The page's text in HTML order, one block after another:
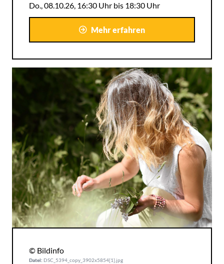
Do., 08.10.26, 16:30 Uhr bis 18:30 Uhr
Mehr erfahren
© Bildinfo
Datei: DSC_5394_copy_3902x5854[1].jpg